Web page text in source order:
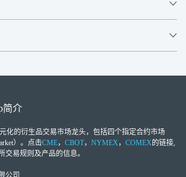
简介
化的衍生品交易市场龙头，包括四个指定合约市场
）。点击CME， CBOT， NYMEX， COMEX的链接,
交易规则及产品的信息。
公司